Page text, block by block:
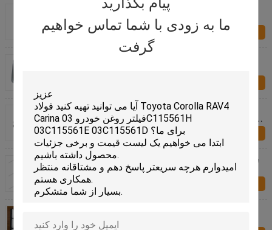
ما به زودی با شما تماس خواهیم
گرفت
HONDA N - WGN / N - جعبه
تماس با ما
فیلتر هوا برای خودرو 1500A098 1500A358
X1500A098 LX2834 C24011 برای Mitsubishi L200
Pajero
Air Filter For BMW X5 SUV E70 S63 B44 A left side
2013 13 71 7 589 642